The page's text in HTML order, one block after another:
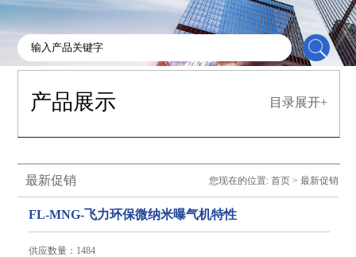
产品展示 目录展开+
最新促销 您现在的位置: 首页> 最新促销
FL-MNG-飞力环保微纳米曝气机特性
供应数量：1484